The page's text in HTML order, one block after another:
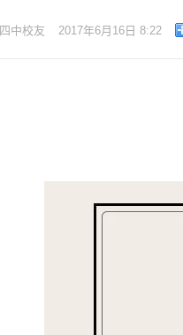
四中校友 2017年6月16日 8:22